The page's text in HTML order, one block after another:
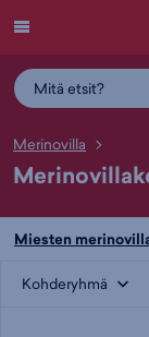
Merinovilla
Miesten
Kohderyhmä